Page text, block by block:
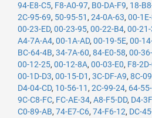
94-E8-C5, F8-A0-97, B0-DA-F9, 18-
2C-95-69, 50-95-51 , 24-0A-63, 00-
00-23-ED, 00-23-95, 00-22-B4, 00-
A4-7A-A4, 00-1A-AD, 00-19-5E, 00-
BC-64-4B, 34-7A-60, 84-E0-58, 00-
00-12-25, 00-12-8A, 00-03-E0, F8-
00-1D-D3, 00-15-D1 , 3C-DF-A9, 8C-
D4-04-CD, 10-56-11 , 2C-99-24, 64-
9C-C8-FC, FC-AE-34, A8-F5-DD, D4-
C0-89-AB, 74-E7-C6, 74-F6-12, DC-